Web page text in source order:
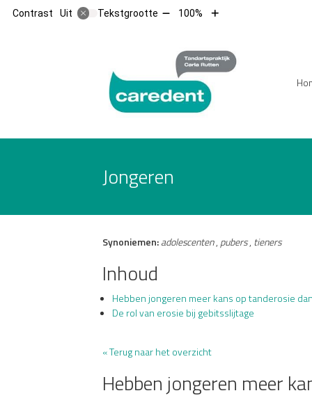
Contrast Uit Tekstgrootte Tekst
10%
100%
Tekst
10%
Jongeren
Synoniemen:adolescenten, pubers, tieners
Inhoud
Hebben jongeren meer kans op tanderosie
De rol van erosie bij gebitsslijtage
« Terug naar het overzicht
Hebben jongeren meer